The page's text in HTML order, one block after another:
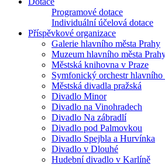
Programové dotace
Individuální účelová dotace
Příspěvkové organizace
Galerie hlavního města Prahy
Muzeum hlavního města
Městská knihovna v Praze
Symfonický orchestr hlavního
Městská divadla pražská
Divadlo Minor
Divadlo na Vinohradech
Divadlo Na zábradlí
Divadlo pod Palmovkou
Divadlo Spejbla a Hurvínka
Divadlo v Dlouhé
Hudební divadlo v Karlíně